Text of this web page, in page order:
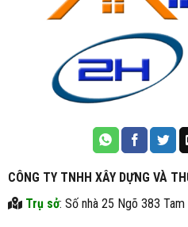
CÔNG TY TNHH XÂY DỰNG VÀ
Trụ sở: Số nhà 25 Ngõ 383